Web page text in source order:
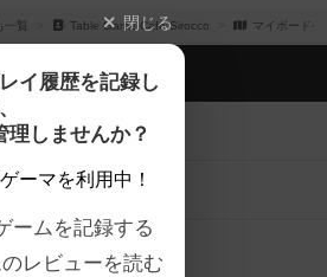
一覧 Table Game Cafe Sirocco マイボードゲ
閉じる
イ履歴を記録し
理しませんか？
ーマを利用中！
ームを記録する
レビューを読む
する
レビュー